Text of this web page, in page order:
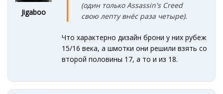
Jigaboo
(один только Assassin's Creed
свою лепту внёс раза четыре).
Что характерно дизайн брони у них рубеж
15/16 века, а шмотки они решили взять со
второй половины 17, а то и из 18.